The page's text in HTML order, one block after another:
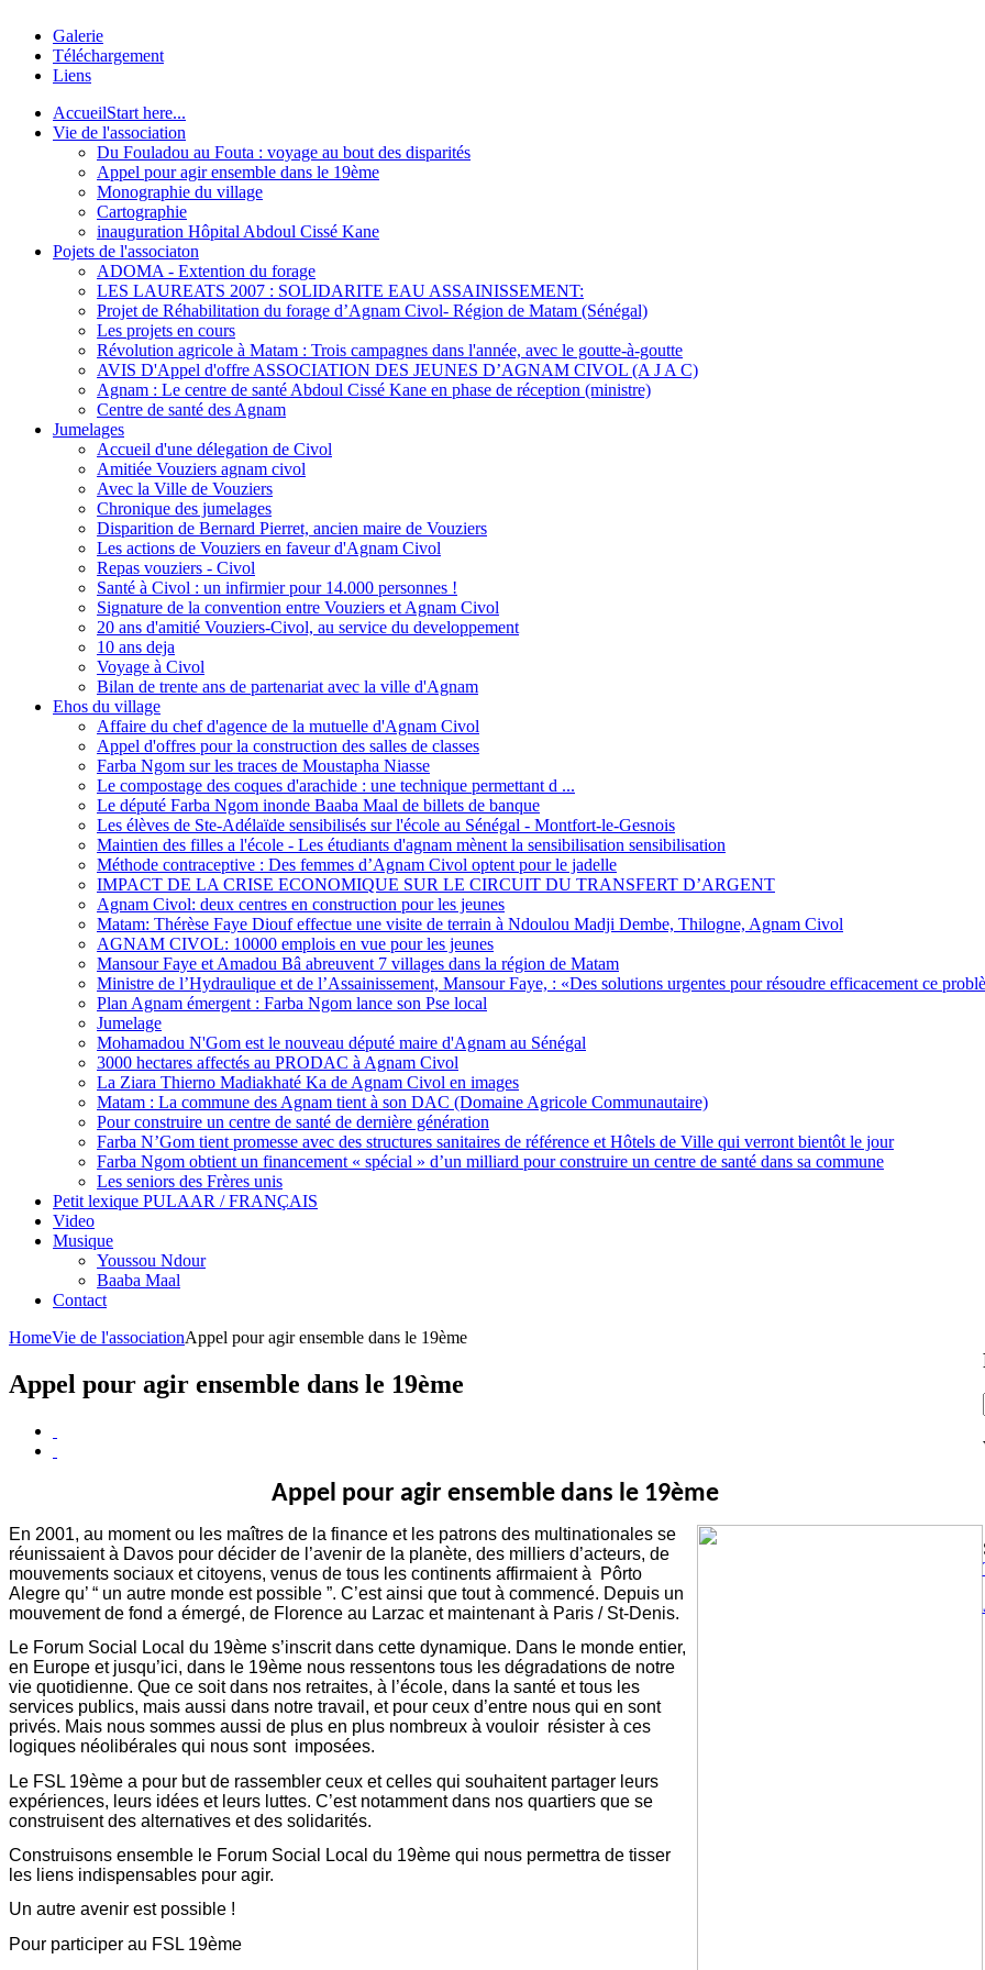
Galerie
Téléchargement
Liens
AccueilStart here...
Vie de l'association
Du Fouladou au Fouta : voyage au bout des disparités
Appel pour agir ensemble dans le 19ème
Monographie du village
Cartographie
inauguration Hôpital Abdoul Cissé Kane
Pojets de l'associaton
ADOMA - Extention du forage
LES LAUREATS 2007 : SOLIDARITE EAU ASSAINISSEMENT:
Projet de Réhabilitation du forage d’Agnam Civol- Région de Matam (Sénégal)
Les projets en cours
Révolution agricole à Matam : Trois campagnes dans l'année, avec le goutte-à-goutte
AVIS D'Appel d'offre ASSOCIATION DES JEUNES D’AGNAM CIVOL (A J A C)
Agnam : Le centre de santé Abdoul Cissé Kane en phase de réception (ministre)
Centre de santé des Agnam
Jumelages
Accueil d'une délegation de Civol
Amitiée Vouziers agnam civol
Avec la Ville de Vouziers
Chronique des jumelages
Disparition de Bernard Pierret, ancien maire de Vouziers
Les actions de Vouziers en faveur d'Agnam Civol
Repas vouziers - Civol
Santé à Civol : un infirmier pour 14.000 personnes !
Signature de la convention entre Vouziers et Agnam Civol
20 ans d'amitié Vouziers-Civol, au service du developpement
10 ans deja
Voyage à Civol
Bilan de trente ans de partenariat avec la ville d'Agnam
Ehos du village
Affaire du chef d'agence de la mutuelle d'Agnam Civol
Appel d'offres pour la construction des salles de classes
Farba Ngom sur les traces de Moustapha Niasse
Le compostage des coques d'arachide : une technique permettant d ...
Le député Farba Ngom inonde Baaba Maal de billets de banque
Les élèves de Ste-Adélaïde sensibilisés sur l'école au Sénégal - Montfort-le-Gesnois
Maintien des filles a l'école - Les étudiants d'agnam mènent la sensibilisation sensibilisation
Méthode contraceptive : Des femmes d’Agnam Civol optent pour le jadelle
IMPACT DE LA CRISE ECONOMIQUE SUR LE CIRCUIT DU TRANSFERT D’ARGENT
Agnam Civol: deux centres en construction pour les jeunes
Matam: Thérèse Faye Diouf effectue une visite de terrain à Ndoulou Madji Dembe, Thilogne, Agnam Civol
AGNAM CIVOL: 10000 emplois en vue pour les jeunes
Mansour Faye et Amadou Bâ abreuvent 7 villages dans la région de Matam
Ministre de l’Hydraulique et de l’Assainissement, Mansour Faye, : «Des solutions urgentes pour résoudre efficacement ce
Plan Agnam émergent : Farba Ngom lance son Pse local
Jumelage
Mohamadou N'Gom est le nouveau député maire d'Agnam au Sénégal
3000 hectares affectés au PRODAC à Agnam Civol
La Ziara Thierno Madiakhaté Ka de Agnam Civol en images
Matam : La commune des Agnam tient à son DAC (Domaine Agricole Communautaire)
Pour construire un centre de santé de dernière génération
Farba N’Gom tient promesse avec des structures sanitaires de référence et Hôtels de Ville qui verront bientôt le jour
Farba Ngom obtient un financement « spécial » d’un milliard pour construire un centre de santé dans sa commune
Les seniors des Frères unis
Petit lexique PULAAR / FRANÇAIS
Video
Musique
Youssou Ndour
Baaba Maal
Contact
HomeVie de l'associationAppel pour agir ensemble dans le 19ème
Appel pour agir ensemble dans le 19ème
Appel pour agir ensemble dans le 19ème
En 2001, au moment ou les maîtres de la finance et les patrons des multinationales se
réunissaient à Davos pour décider de l’avenir de la planète, des milliers d’acteurs, de
mouvements sociaux et citoyens, venus de tous les continents affirmaient à Pôrto
Alegre qu’ “ un autre monde est possible ”. C’est ainsi que tout à commencé. Depuis un
mouvement de fond a émergé, de Florence au Larzac et maintenant à Paris / St-Denis.
Le Forum Social Local du 19ème s’inscrit dans cette dynamique. Dans le monde entier,
en Europe et jusqu’ici, dans le 19ème nous ressentons tous les dégradations de notre
vie quotidienne. Que ce soit dans nos retraites, à l’école, dans la santé et tous les
services publics, mais aussi dans notre travail, et pour ceux d’entre nous qui en sont
privés. Mais nous sommes aussi de plus en plus nombreux à vouloir résister à ces
logiques néolibérales qui nous sont imposées.
Le FSL 19ème a pour but de rassembler ceux et celles qui souhaitent partager leurs
expériences, leurs idées et leurs luttes. C’est notamment dans nos quartiers que se
construisent des alternatives et des solidarités.
Construisons ensemble le Forum Social Local du 19ème qui nous permettra de tisser
les liens indispensables pour agir.
Un autre avenir est possible !
Pour participer au FSL 19ème